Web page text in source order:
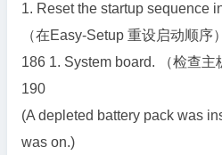
1. Reset the startup sequence
（在Easy-Setup 重设启动顺序）
186 1. System board. （检查主
190
(A depleted battery pack was
was on.)